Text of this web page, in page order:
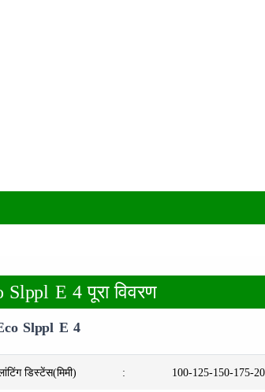
Slppl E 4 पूरा विवरण
Slppl E 4
डिस्टेंस(मिमी) : 100-125-150-175-